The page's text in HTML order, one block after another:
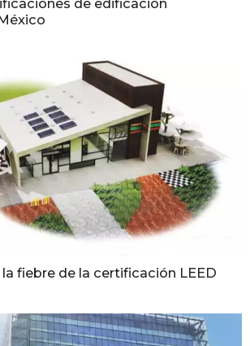
de edificación
la fiebre de la certificación LEED